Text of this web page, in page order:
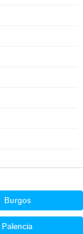
Burgos
Palencia